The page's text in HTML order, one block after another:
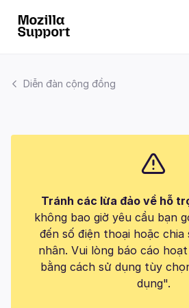
Diễn đàn cộng đồng
Tránh các lừa đảo về hỗ
không bao giờ yêu cầu bạn
đến số điện thoại hoặc
nhân. Vui lòng báo cáo
bằng cách sử dụng tùy
dụng".